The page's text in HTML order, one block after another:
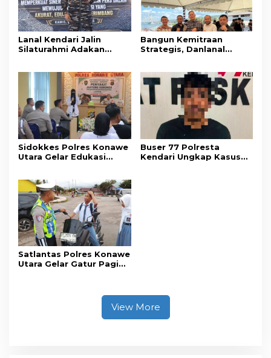
Lanal Kendari Jalin
Silaturahmi Adakan
Bangun Kemitraan
Strategis, Danlanal
Objektif dan Berimbang
Sidokkes Polres Konawe
Utara Gelar Edukasi
Kesadaran Personel
akan Pentingnya Hidup
Sehat
Buser 77 Polresta
Kendari Ungkap Kasus
Satlantas Polres Konawe
Utara Gelar Gatur Pagi
Lantas dan Pelayanan
View More